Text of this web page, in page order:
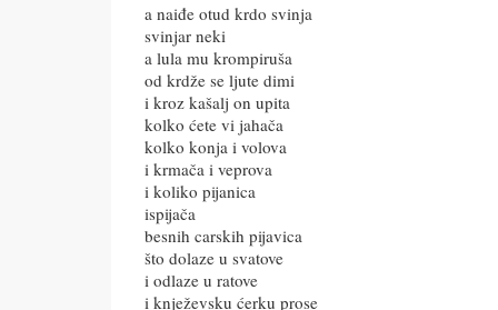
a naiđe otud krdo svinja
svinjar neki
a lula mu krompiruša
od krdže se ljute dimi
i kroz kašalj on upita
kolko ćete vi jahača
kolko konja i volova
i krmača i veprova
i koliko pijanica
ispijača
besnih carskih pijavica
što dolaze u svatove
i odlaze u ratove
i knježevsku ćerku prose